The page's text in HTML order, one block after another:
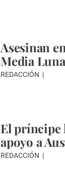
Asesinan
Media
REDACCIÓN
El príncipe
apoyo a
REDACCIÓN